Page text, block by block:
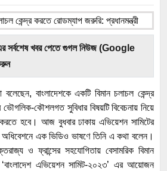
সর্বশেষ খবর পেতে গুগল নিউজ (Google
বলেছেন, বাংলাদেশকে একটি বিমান চলাচল কেন্দ্র
কৌশলগত সুবিধার বিষয়টি বিবেচনায় নিয়ে
হবে। আজ বুধবার ঢাকায় এভিয়েশন সামিটের
এক ভিডিও ভাষণে তিনি এ কথা বলেন।
ও ফ্রান্সের সহযোগিতায় বেসামরিক বিমান
‘বাংলাদেশ এভিয়েশন সামিট-২০২৩’ এর আয়োজন